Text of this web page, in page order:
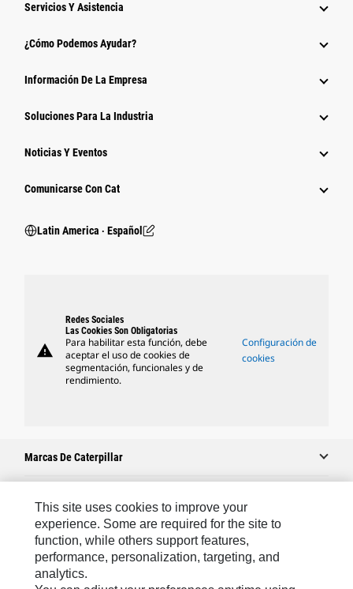
Servicios Y Asistencia
¿Cómo Podemos Ayudar?
Información De La Empresa
Soluciones Para La Industria
Noticias Y Eventos
Comunicarse Con Cat
Latin America ‧ Español
warning
Redes Sociales
Las Cookies Son Obligatorias
Para habilitar esta función, debe
aceptar el uso de cookies de
segmentación, funcionales y de
rendimiento.
Configuración de
cookies
Marcas De Caterpillar
Caterpillar.com
Comuníquese Con Caterpillar
Mis Preferencias De Marketing
This site uses cookies to improve your
experience. Some are required for the site to
function, while others support features,
performance, personalization, targeting, and
analytics.